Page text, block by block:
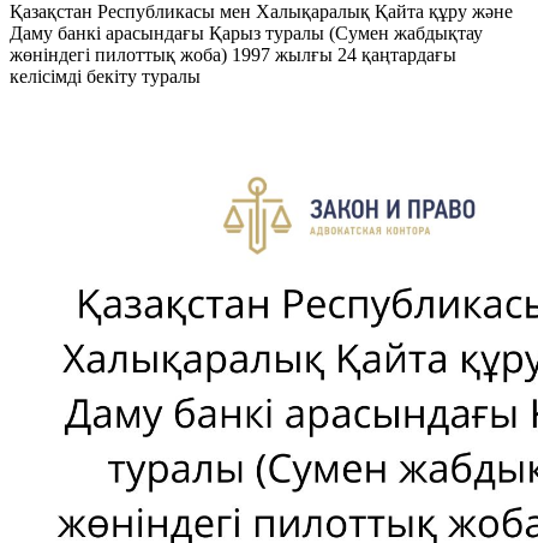
Қазақстан Республикасы мен Халықаралық Қайта құру және
Даму банкi арасындағы Қарыз туралы (Сумен жабдықтау
жөнiндегi пилоттық жоба) 1997 жылғы 24 қаңтардағы
келiсiмдi бекiту туралы